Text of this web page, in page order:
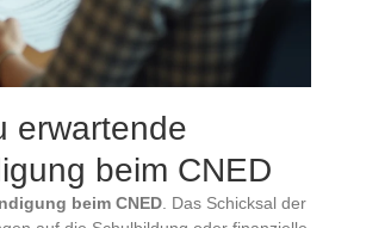
erwartende
beim CNED
beim CNED . Das Schicksal der